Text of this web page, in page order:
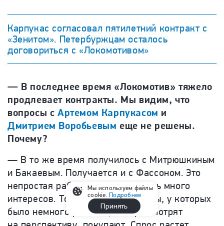
Карпукас согласовал пятилетний контракт с
«Зенитом». Петербуржцам осталось
договориться с «Локомотивом»
— В последнее время «Локомотив» тяжело
продлевает контракты. Мы видим, что
вопросы с Артемом Карпукасом и
Дмитрием Воробьевым еще не решены.
Почему?
— В то же время получилось с Митрюшкиным
и Бакаевым. Получается и с Фассоном. Это
непростая работа, сходится очень много
интересов. Тот же лимит — клубы, у которых
было немного россиян, теперь смотрят
Мы используем файлы
cookie.Подробнее
Принять